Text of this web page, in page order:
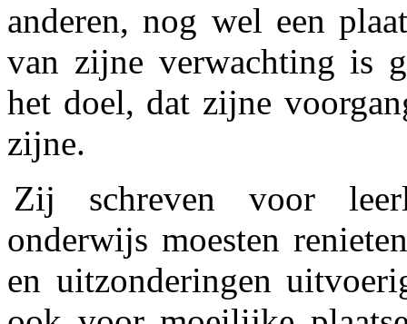
anderen, nog wel een
van zijne verwachting is
het doel, dat zijne
zijne.
Zij schreven voor
onderwijs moesten
en uitzonderingen